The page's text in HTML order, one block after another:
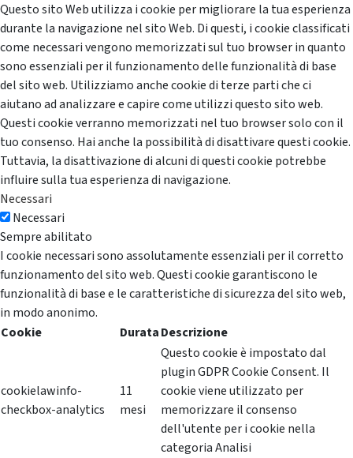
Questo sito Web utilizza i cookie per migliorare la tua esperienza
durante la navigazione nel sito Web. Di questi, i cookie classificati
come necessari vengono memorizzati sul tuo browser in quanto
sono essenziali per il funzionamento delle funzionalità di base
del sito web. Utilizziamo anche cookie di terze parti che ci
aiutano ad analizzare e capire come utilizzi questo sito web.
Questi cookie verranno memorizzati nel tuo browser solo con il
tuo consenso. Hai anche la possibilità di disattivare questi cookie.
Tuttavia, la disattivazione di alcuni di questi cookie potrebbe
influire sulla tua esperienza di navigazione.
Necessari
Necessari
Sempre abilitato
I cookie necessari sono assolutamente essenziali per il corretto
funzionamento del sito web. Questi cookie garantiscono le
funzionalità di base e le caratteristiche di sicurezza del sito web,
in modo anonimo.
Cookie
DurataDescrizione
cookielawinfo-
checkbox-analytics
11
mesi
Questo cookie è impostato dal
plugin GDPR Cookie Consent. Il
cookie viene utilizzato per
memorizzare il consenso
dell'utente per i cookie nella
categoria Analisi